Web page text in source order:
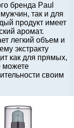
бренда Paul
так и для
продукт имеет
аромат.
легкий объем и
экстракту
как для прямых,
можете
своим